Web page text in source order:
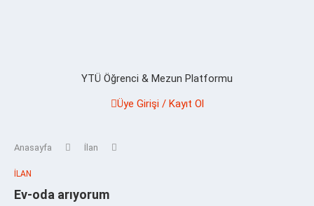
YTÜ Öğrenci & Mezun Platformu
Üye Girişi / Kayıt Ol
Anasayfa İlan
İLAN
Ev-oda arıyorum